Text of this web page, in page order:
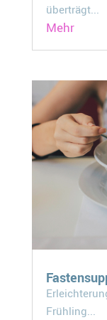
überträgt...
Mehr
Frühling...